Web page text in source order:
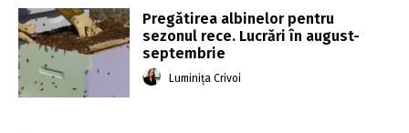
Pregătirea albinelor pentru
sezonul rece. Lucrări în august-
septembrie
Luminița Crivoi